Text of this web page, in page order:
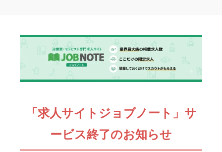
「求人サイトジョブノート」サ
ービス終了のお知らせ